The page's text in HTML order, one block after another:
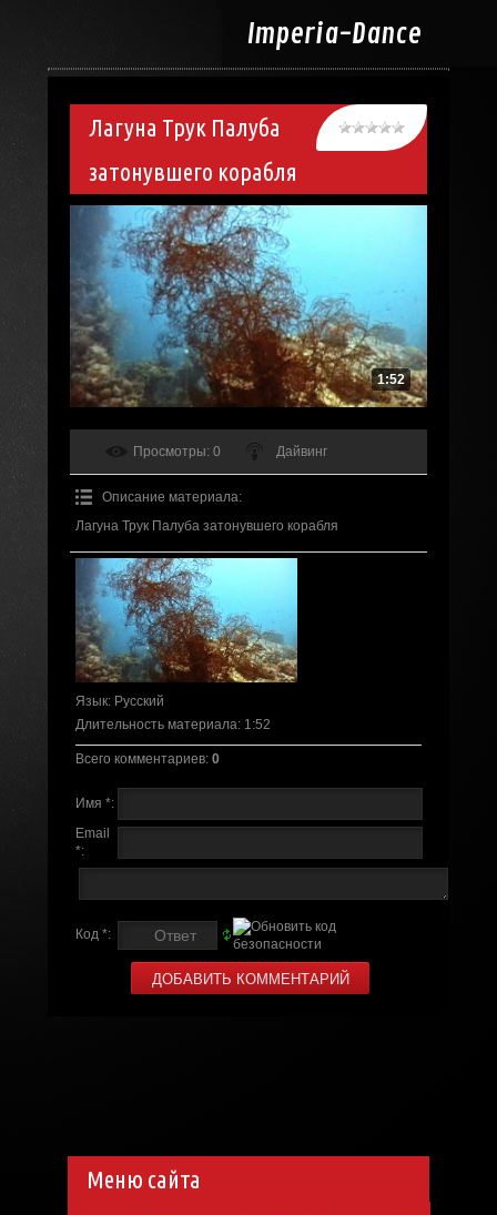
Imperia-Dance
Лагуна Трук Палуба
затонувшего корабля
1:52
Просмотры: 0 Дайвинг
Описание материала:
Лагуна Трук Палуба затонувшего корабля
Язык: Русский
Длительность материала: 1:52
Всего комментариев: 0
Имя *:
Email
*:
Код *:
Меню сайта